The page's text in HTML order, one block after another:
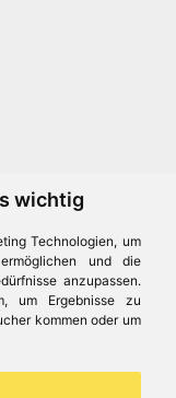
wichtig
Technologien, um
und die
anzupassen.
um Ergebnisse zu
kommen oder um